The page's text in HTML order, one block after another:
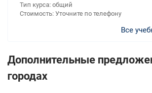
Тип курса: общий
Стоимость: Уточните по телефону
Все
Дополнительные
городах